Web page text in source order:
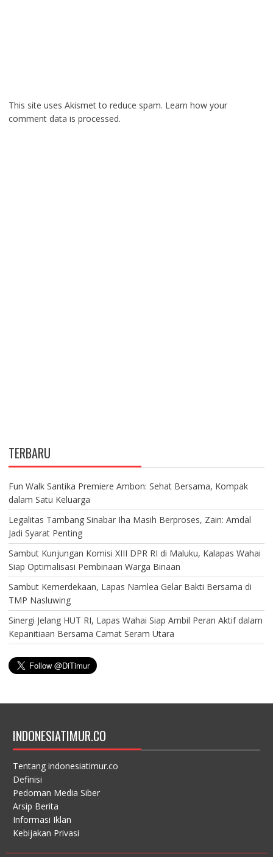
This site uses Akismet to reduce spam. Learn how your
comment data is processed.
TERBARU
Fun Walk Santika Premiere Ambon: Sehat Bersama, Kompak
dalam Satu Keluarga
Legalitas Tambang Sinabar Iha Masih Berproses, Zain: Amdal
Jadi Syarat Penting
Sambut Kunjungan Komisi XIII DPR RI di Maluku, Kalapas Wahai
Siap Optimalisasi Pembinaan Warga Binaan
Sambut Kemerdekaan, Lapas Namlea Gelar Bakti Bersama di
TMP Nasluwing
Sinergi Jelang HUT RI, Lapas Wahai Siap Ambil Peran Aktif dalam
Kepanitiaan Bersama Camat Seram Utara
INDONESIATIMUR.CO
Tentang indonesiatimur.co
Definisi
Pedoman Media Siber
Arsip Berita
Informasi Iklan
Kebijakan Privasi